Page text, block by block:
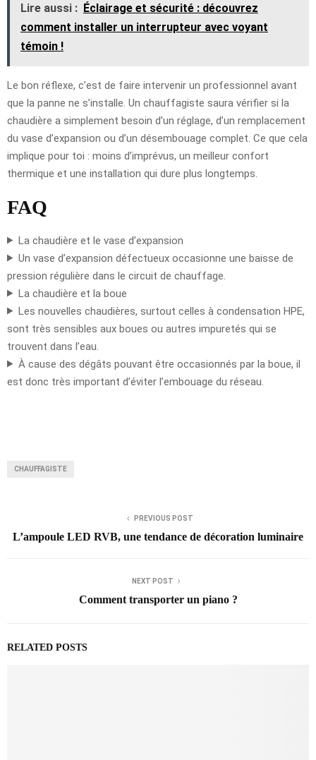
Lire aussi : Éclairage et sécurité : découvrez
comment installer un interrupteur avec voyant
témoin !
Le bon réflexe, c’est de faire intervenir un professionnel avant
que la panne ne s’installe. Un chauffagiste saura vérifier si la
chaudière a simplement besoin d’un réglage, d’un remplacement
du vase d’expansion ou d’un désembouage complet. Ce que cela
implique pour toi : moins d’imprévus, un meilleur confort
thermique et une installation qui dure plus longtemps.
FAQ
La chaudière et le vase d’expansion
Un vase d’expansion défectueux occasionne une baisse de
pression régulière dans le circuit de chauffage.
La chaudière et la boue
Les nouvelles chaudières, surtout celles à condensation HPE,
sont très sensibles aux boues ou autres impuretés qui se
trouvent dans l’eau.
À cause des dégâts pouvant être occasionnés par la boue, il
est donc très important d’éviter l’embouage du réseau.
CHAUFFAGISTE
PREVIOUS POST
L’ampoule LED RVB, une tendance de décoration luminaire
NEXT POST
Comment transporter un piano ?
RELATED POSTS